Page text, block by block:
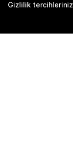
Gizlilik tercihleriniz